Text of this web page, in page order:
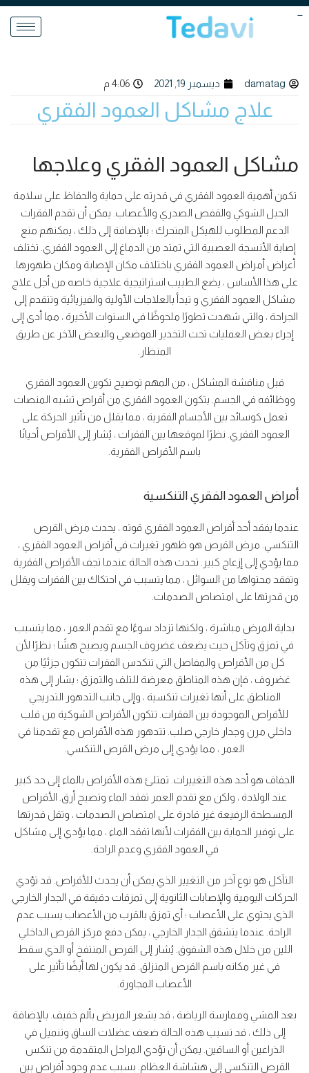
damatag ديسمبر 19, 2021 4:06 م
علاج مشاكل العمود الفقري
مشاكل العمود الفقري وعلاجها
تكمن أهمية العمود الفقري في قدرته على حماية والحفاظ على سلامة
الحبل الشوكي والقفص الصدري والأعصاب. يمكن أن تقدم الفقرات
الدعم المطلوب للهيكل المتحرك ؛ بالإضافة إلى ذلك ، يمكنهم منع
إصابة الأنسجة العصبية التي تمتد من الدماغ إلى العمود الفقري. تختلف
أعراض أمراض العمود الفقري باختلاف مكان الإصابة ومكان ظهورها.
على هذا الأساس ، يضع الطبيب استراتيجية علاجية خاصه من أجل علاج
مشاكل العمود الفقري و تبدأ بالعلاجات الأولية والفيزيائية وتتقدم إلى
الجراحة ، والتي شهدت تطورًا ملحوظًا في السنوات الأخيرة ، مما أدى إلى
إجراء بعض العمليات تحت التخدير الموضعي والبعض الآخر عن طريق
المنظار.
قبل مناقشة المشاكل ، من المهم توضيح تكوين العمود الفقري
ووظائفه في الجسم. يتكون العمود الفقري من أقراص تشبه المنصات
تعمل كوسائد بين الأجسام الفقرية ، مما يقلل من تأثير الحركة على
العمود الفقري. نظرًا لموقعها بين الفقرات ، يُشار إلى الأقراص أحيانًا
باسم الأقراص الفقرية.
أمراض العمود الفقري التنكسية
عندما يفقد أحد أقراص العمود الفقري قوته ، يحدث مرض القرص
التنكسي. مرض القرص هو ظهور تغيرات في أقراص العمود الفقري ،
مما يؤدي إلى إزعاج كبير. تحدث هذه الحالة عندما تجف الأقراص الفقرية
وتفقد محتواها من السوائل ، مما يتسبب في احتكاك بين الفقرات ويقلل
من قدرتها على امتصاص الصدمات.
بداية المرض مباشرة ، ولكنها تزداد سوءًا مع تقدم العمر ، مما يتسبب
في تمزق وتآكل حيث يضعف غضروف الجسم ويصبح هشًا ؛ نظرًا لأن
كل من الأقراص والمفاصل التي تتكدس الفقرات تتكون جزئيًا من
غضروف ، فإن هذه المناطق معرضة للتلف والتمزق ؛ يشار إلى هذه
المناطق على أنها تغيرات تنكسية ، وإلى جانب التدهور التدريجي
للأقراص الموجودة بين الفقرات. تتكون الأقراص الشوكية من قلب
داخلي مرن وجدار خارجي صلب. تتدهور هذه الأقراص مع تقدمنا في
العمر ، مما يؤدي إلى مرض القرص التنكسي.
الجفاف هو أحد هذه التغييرات. تمتلئ هذه الأقراص بالماء إلى حد كبير
عند الولادة ، ولكن مع تقدم العمر تفقد الماء وتصبح أرق. الأقراص
المسطحة الرفيعة غير قادرة على امتصاص الصدمات ، وتقل قدرتها
على توفير الحماية بين الفقرات لأنها تفقد الماء ، مما يؤدي إلى مشاكل
في العمود الفقري وعدم الراحة.
التآكل هو نوع آخر من التغيير الذي يمكن أن يحدث للأقراص. قد تؤدي
الحركات اليومية والإصابات الثانوية إلى تمزقات دقيقة في الجدار الخارجي
الذي يحتوي على الأعصاب ؛ أي تمزق بالقرب من الأعصاب يسبب عدم
الراحة. عندما يتشقق الجدار الخارجي ، يمكن دفع مركز القرص الداخلي
اللين من خلال هذه الشقوق. يُشار إلى القرص المنتفخ أو الذي سقط
في غير مكانه باسم القرص المنزلق. قد يكون لها أيضًا تأثير على
الأعصاب المجاورة.
بعد المشي وممارسة الرياضة ، قد يشعر المريض بألم خفيف. بالإضافة
إلى ذلك ، قد تسبب هذه الحالة ضعف عضلات الساق وتنميل في
الذراعين أو الساقين. يمكن أن تؤدي المراحل المتقدمة من تنكس
القرص التنكسي إلى هشاشة العظام. بسبب عدم وجود أقراص بين